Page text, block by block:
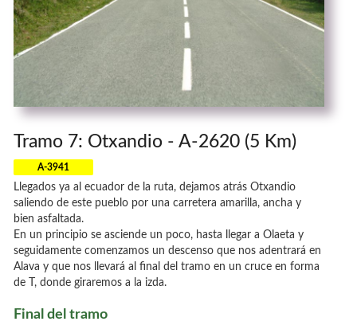
Tramo 7: Otxandio - A-2620 (5 Km)
A-3941
Llegados ya al ecuador de la ruta, dejamos atrás Otxandio
saliendo de este pueblo por una carretera amarilla, ancha y
bien asfaltada.
En un principio se asciende un poco, hasta llegar a Olaeta y
seguidamente comenzamos un descenso que nos adentrará en
Alava y que nos llevará al final del tramo en un cruce en forma
de T, donde giraremos a la izda.
Final del tramo